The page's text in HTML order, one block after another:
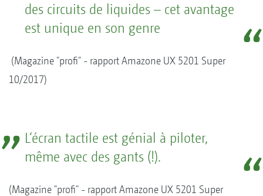
des circuits de liquides – cet avantage
est unique en son genre
(Magazine "profi" - rapport Amazone UX 5201 Super
10/2017)
L‘écran tactile est génial à piloter,
même avec des gants (!).
(Magazine "profi" - rapport Amazone UX 5201 Super